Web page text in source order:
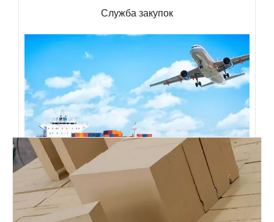
Служба закупок
логистическая служба